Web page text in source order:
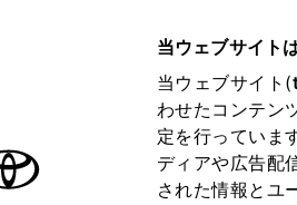
当ウェブサイト
当ウェブサイト(
わせたコンテン
定を行っていま
ディアや広告配
された情報とユ
オーナーサポート トピックス
WEBカタログ